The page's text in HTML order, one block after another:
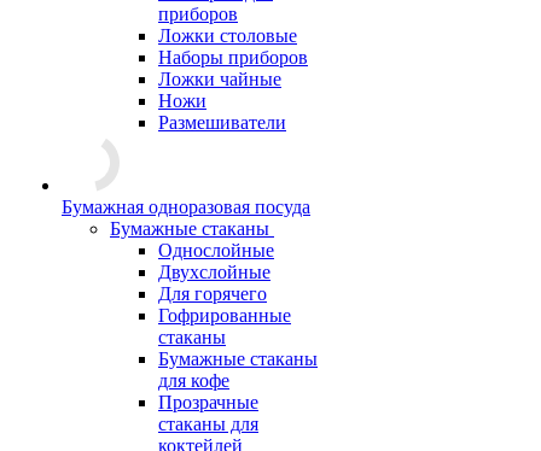
приборов
Ложки столовые
Наборы приборов
Ложки чайные
Ножи
Размешиватели
Бумажная одноразовая посуда
Бумажные стаканы
Однослойные
Двухслойные
Для горячего
Гофрированные
стаканы
Бумажные стаканы
для кофе
Прозрачные
стаканы для
коктейлей